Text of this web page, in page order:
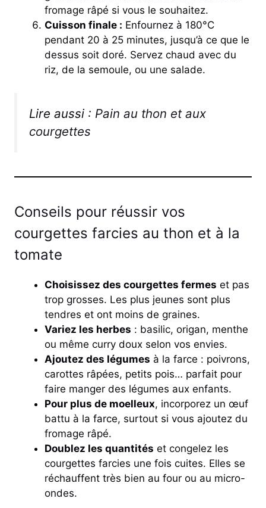
fromage râpé si vous le souhaitez.
Cuisson finale : Enfournez à 180°C
pendant 20 à 25 minutes, jusqu’à ce que le
dessus soit doré. Servez chaud avec du
riz, de la semoule, ou une salade.
Lire aussi : Pain au thon et aux
courgettes
Conseils pour réussir vos
courgettes farcies au thon et à la
tomate
Choisissez des courgettes fermes et pas
trop grosses. Les plus jeunes sont plus
tendres et ont moins de graines.
Variez les herbes : basilic, origan, menthe
ou même curry doux selon vos envies.
Ajoutez des légumes à la farce : poivrons,
carottes râpées, petits pois… parfait pour
faire manger des légumes aux enfants.
Pour plus de moelleux, incorporez un œuf
battu à la farce, surtout si vous ajoutez du
fromage râpé.
Doublez les quantités et congelez les
courgettes farcies une fois cuites. Elles se
réchauffent très bien au four ou au micro-
ondes.